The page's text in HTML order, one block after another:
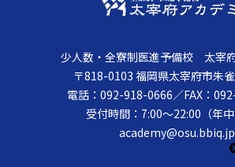
少人数・全寮制医進予備校 太宰
〒818-0103 福岡県太宰府市朱
電話：092-918-0666／FAX：
受付時間：7:00～22:00（年中
academy@osu.bbiq.jp